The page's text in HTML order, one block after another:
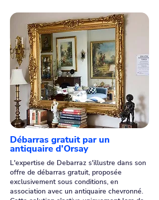
Débarras gratuit par un
antiquaire d'Orsay
L'expertise de Debarraz s'illustre dans son
offre de débarras gratuit, proposée
exclusivement sous conditions, en
association avec un antiquaire chevronné.